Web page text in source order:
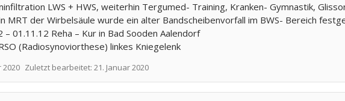
LWS + HWS, weiterhin Tergumed- Training, Kranken- Gymnastik,
MRT der Wirbelsäule wurde ein alter Bandscheibenvorfall im BWS- Bereich
– 01.11.12 Reha – Kur in Bad Sooden Aalendorf
(Radiosynoviorthese) linkes Kniegelenk
2020 Zuletzt bearbeitet: 21. Januar 2020